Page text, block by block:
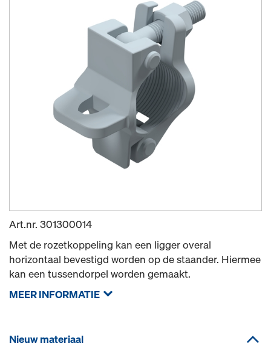
Art.nr. 301300014
Met de rozetkoppeling kan een ligger overal
horizontaal bevestigd worden op de staander. Hiermee
kan een tussendorpel worden gemaakt.
MEER INFORMATIE
Nieuw materiaal